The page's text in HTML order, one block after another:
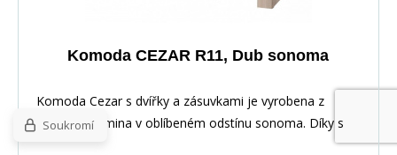
Komoda CEZAR R11, Dub sonoma
Komoda Cezar s dvířky a zásuvkami je vyrobena z
kvalitního lamina v oblíbeném odstínu sonoma. Díky s
Soukromí